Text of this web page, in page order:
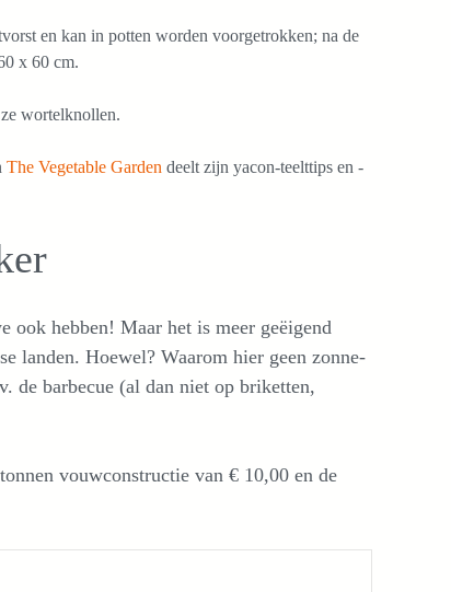
en kan in potten worden voorgetrokken; na de
x 60 cm.
wortelknollen.
The Vegetable Garden deelt zijn yacon-teelttips en -
ook hebben! Maar het is meer geëigend
landen. Hoewel? Waarom hier geen zonne-
de barbecue (al dan niet op briketten,
vouwconstructie van € 10,00 en de